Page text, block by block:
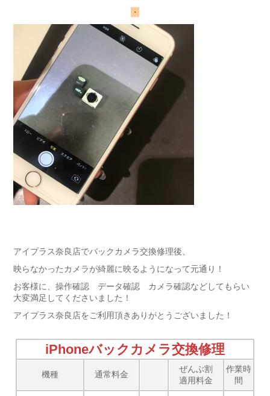
・
アイプラス奈良店でバックカメラ交換修理後、
映らなかったカメラが綺麗に映るようになって元通り！
お客様に、操作確認 データ確認 カメラ確認などしてもらい
大変満足してくださいました！
アイプラス奈良店をご利用頂きありがとうございました！
iPhoneバックカメラ交換修理
機種 通常料金
ぜんぶ割
適用料金
作業時
間